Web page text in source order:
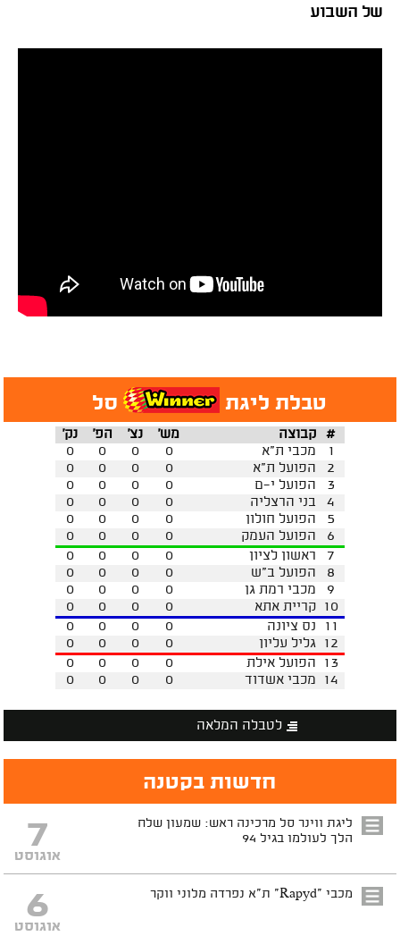
של השבוע
טבלת ליגת סל
נק' הפ' נצ' מש' קבוצה
#
0
0 0 0 מכבי ת"א
1
0
0 0 0 הפועל ת"א
2
0
0 0 0 הפועל י-ם
3
0
0 0 0 בני הרצליה
4
0
0 0 0 הפועל חולון
5
0
0 0 0 הפועל העמק
6
0
0 0 0 ראשון לציון
7
0
0 0 0 הפועל ב"ש
8
0
0 0 0 מכבי רמת גן
9
0
0 0 0 קריית אתא 10
0
0 0 0 נס ציונה
11
0
0 0 0 גליל עליון 12
0
0 0 0 הפועל אילת
13
0
0 0 0 מכבי אשדוד 14
לטבלה המלאה
חדשות בקטנה
ליגת ווינר סל מרכינה ראש: שמעון שלח
הלך לעולמו בגיל 94
7
אוגוסט
מכבי "Rapyd" ת"א נפרדה מלוני ווקר 6
אוגוסט